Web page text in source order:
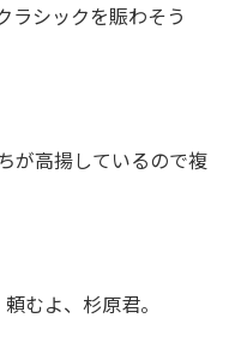
ラシックを賑わそう
が高揚しているので複
むよ、杉原君。